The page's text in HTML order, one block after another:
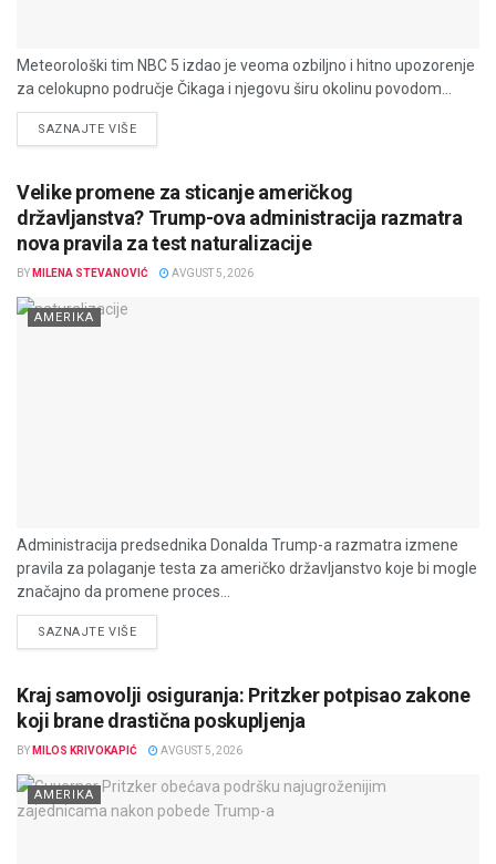
Meteorološki tim NBC 5 izdao je veoma ozbiljno i hitno upozorenje
za celokupno područje Čikaga i njegovu širu okolinu povodom...
SAZNAJTE VIŠEDETAILS
Velike promene za sticanje američkog
državljanstva? Trump-ova administracija razmatra
nova pravila za test naturalizacije
BY MILENA STEVANOVIĆ AVGUST 5, 2026
AMERIKA
Administracija predsednika Donalda Trump-a razmatra izmene
pravila za polaganje testa za američko državljanstvo koje bi mogle
značajno da promene proces...
SAZNAJTE VIŠEDETAILS
Kraj samovolji osiguranja: Pritzker potpisao zakone
koji brane drastična poskupljenja
BY MILOS KRIVOKAPIĆ AVGUST 5, 2026
AMERIKA